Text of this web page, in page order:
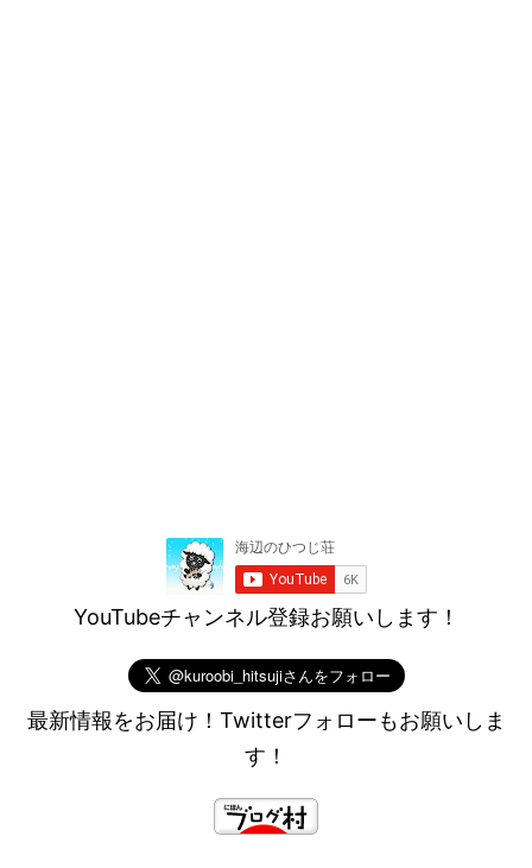
YouTubeチャンネル登録お願いします！
最新情報をお届け！Twitterフォローもお願いしま
す！